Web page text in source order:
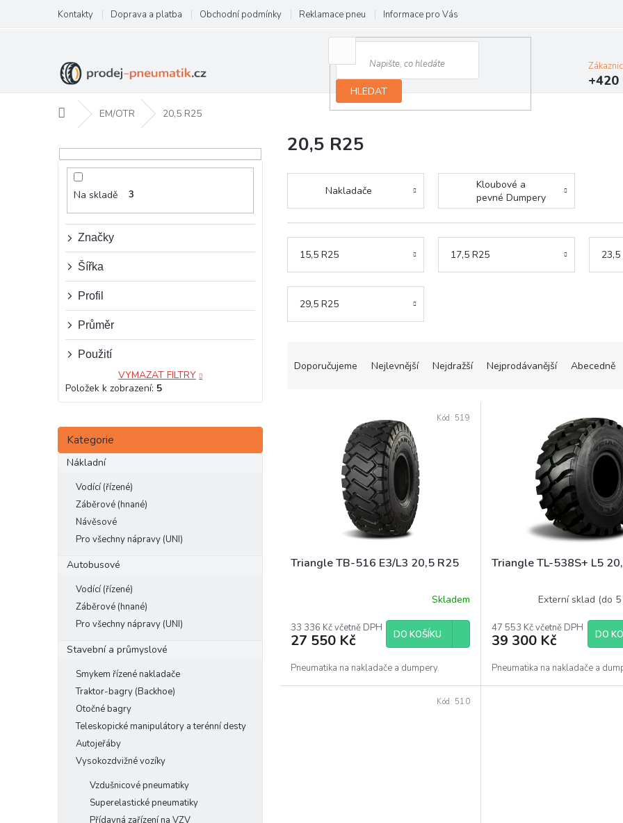
obsah
Kontakty Doprava a platba Obchodní podmínky Reklamace pneu Informace pro Vás
HLEDAT
+420
Domů EM/OTR 20,5 R25
o
Na skladě 3
Značky
Šířka
Profil
Průměr
Použití
VYMAZAT FILTRY
Položek k zobrazení: 5
Přeskočit
kategorie
Kategorie
Nákladní
Vodící (řízené)
Záběrové (hnané)
Návěsové
Pro všechny nápravy (UNI)
Autobusové
Vodící (řízené)
Záběrové (hnané)
Pro všechny nápravy (UNI)
Stavební a průmyslové
Smykem řízené nakladače
Traktor-bagry (Backhoe)
Otočné bagry
Teleskopické manipulátory a terénní desty
Autojeřáby
Vysokozdvižné vozíky
Vzdušnicové pneumatiky
Superelastické pneumatiky
Přídavná zařízení na VZV
20,5 R25
Nakladače
Kloubové a
pevné Dumpery
15,5 R25 17,5 R25 23,5
29,5 R25
Doporučujeme Nejlevnější Nejdražší Nejprodávanější Abecedně
kTriangle TB-516 E3/L3 20,5 R25
Skladem
33 336 Kč včetně DPH
27 550 Kč DO KOŠÍKU
Pneumatika na nakladače a dumpery.
Kód: 519
Triangle TL-538S+ L5
Externí sklad (do
47 553 Kč včetně DPH
39 300 Kč DO
Pneumatika na nakladače a
Kód: 510